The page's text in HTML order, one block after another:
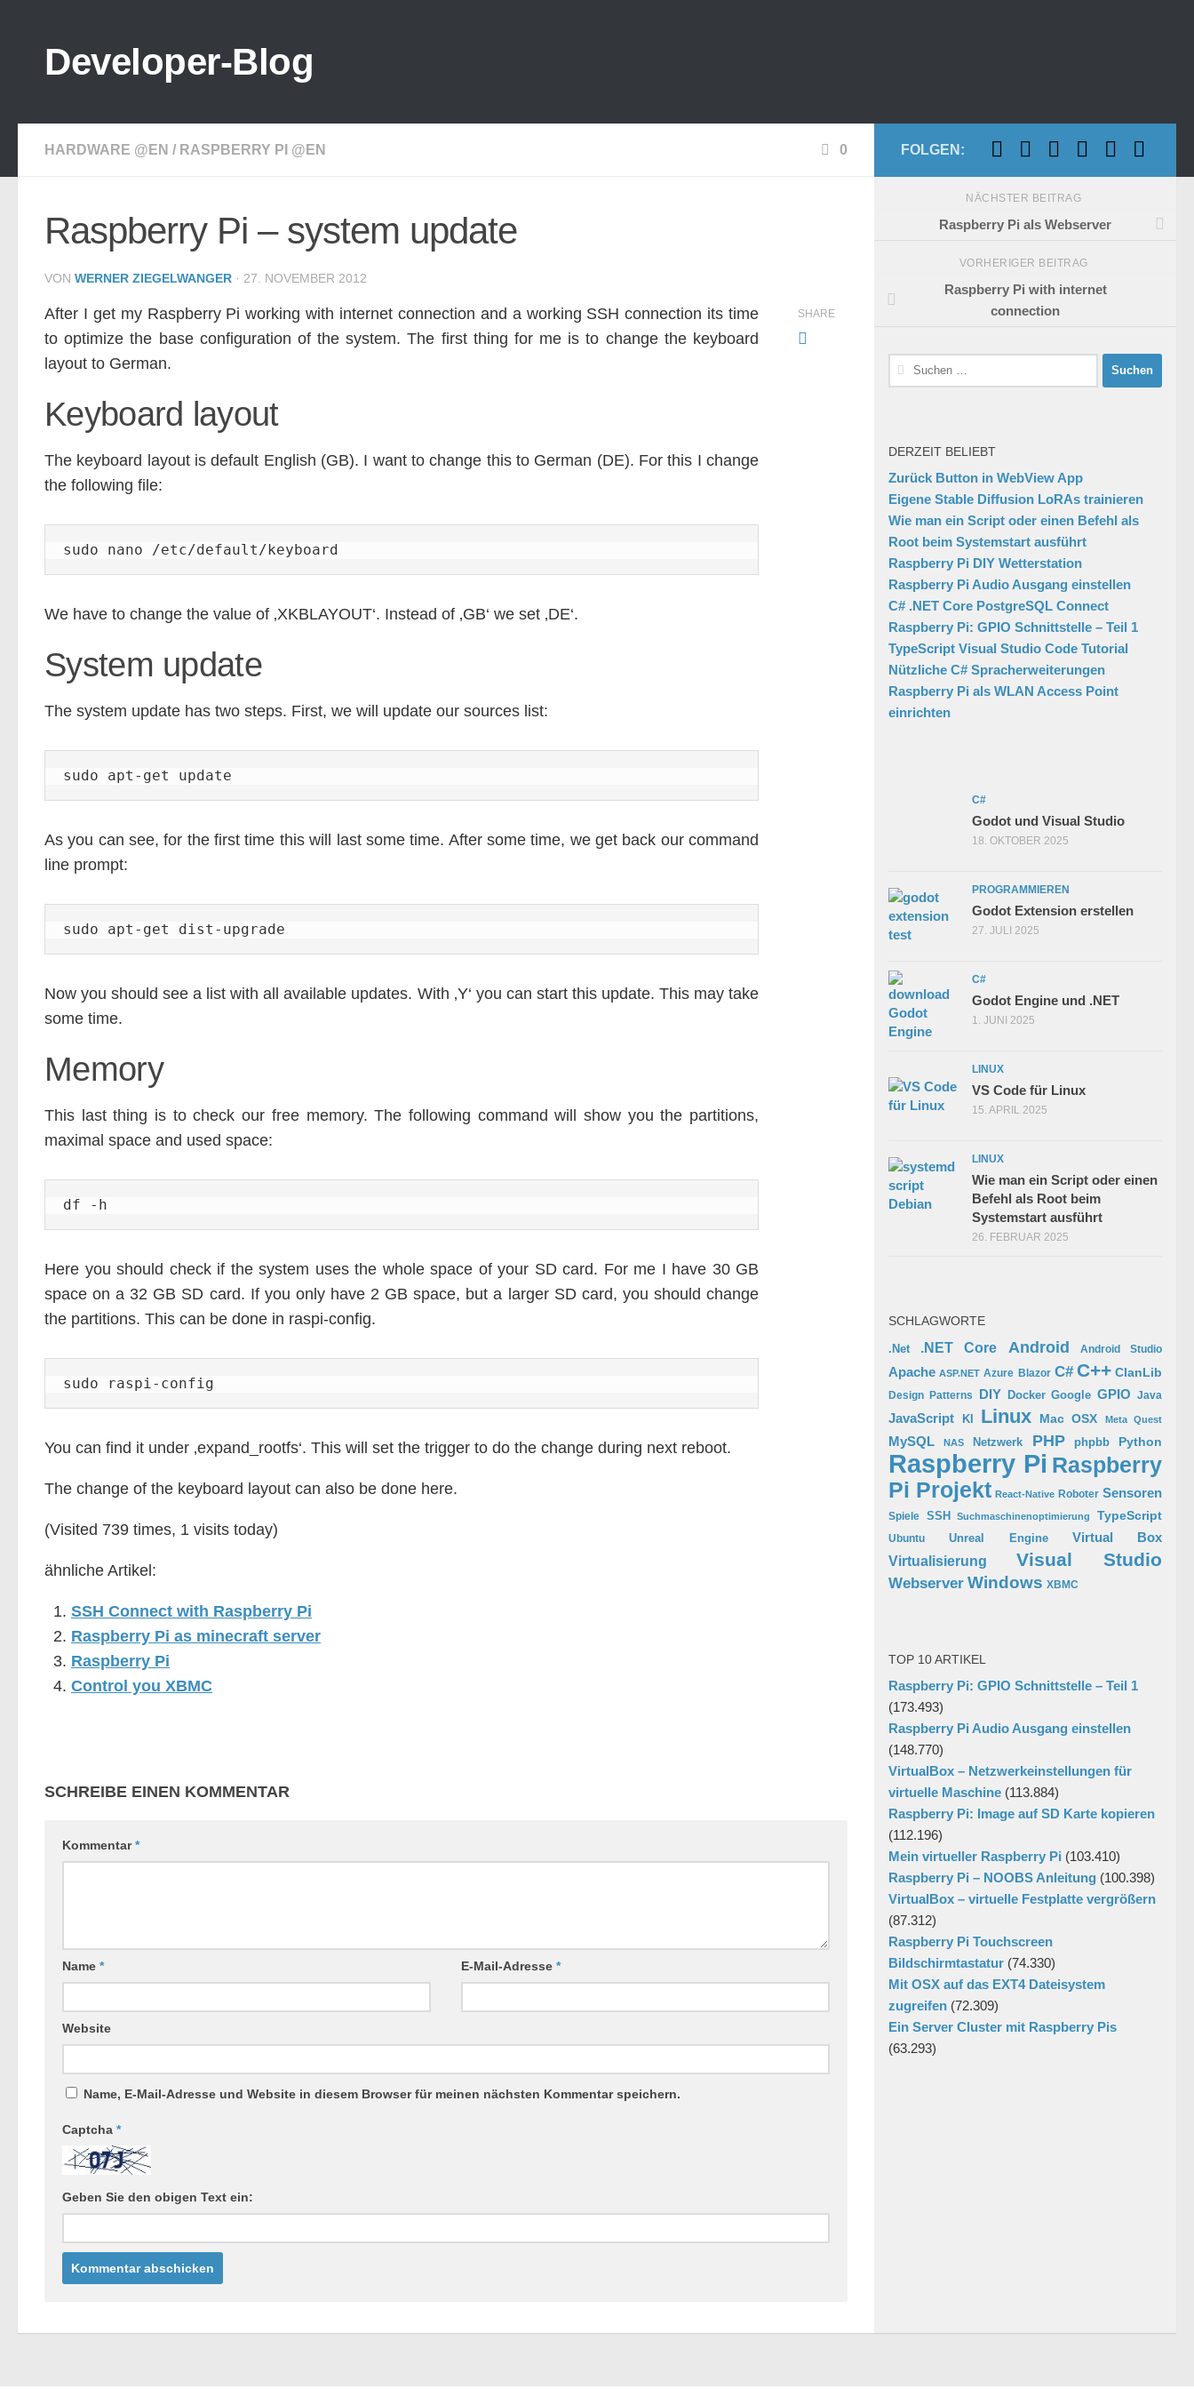
Developer-Blog
HARDWARE @EN / RASPBERRY PI @EN 0
Raspberry Pi – system update
VON WERNER ZIEGELWANGER · 27. NOVEMBER 2012
After I get my Raspberry Pi working with internet connection and a working SSH connection its time
to optimize the base configuration of the system. The first thing for me is to change the keyboard
layout to German.
Keyboard layout
The keyboard layout is default English (GB). I want to change this to German (DE). For this I change
the following file:
sudo nano /etc/default/keyboard
We have to change the value of ‚XKBLAYOUT‘. Instead of ‚GB‘ we set ‚DE‘.
System update
The system update has two steps. First, we will update our sources list:
sudo apt-get update
As you can see, for the first time this will last some time. After some time, we get back our command
line prompt:
sudo apt-get dist-upgrade
Now you should see a list with all available updates. With ‚Y‘ you can start this update. This may take
some time.
Memory
This last thing is to check our free memory. The following command will show you the partitions,
maximal space and used space:
df -h
Here you should check if the system uses the whole space of your SD card. For me I have 30 GB
space on a 32 GB SD card. If you only have 2 GB space, but a larger SD card, you should change
the partitions. This can be done in raspi-config.
sudo raspi-config
You can find it under ‚expand_rootfs‘. This will set the trigger to do the change during next reboot.
The change of the keyboard layout can also be done here.
(Visited 739 times, 1 visits today)
ähnliche Artikel:
SSH Connect with Raspberry Pi
Raspberry Pi as minecraft server
Raspberry Pi
Control you XBMC
SHARE
SCHREIBE EINEN KOMMENTAR
Kommentar*
Name * E-Mail-Adresse*
Website
Name, E-Mail-Adresse und Website in diesem Browser für meinen nächsten Kommentar speichern.
Captcha *
Geben Sie den obigen Text ein:
FOLGEN:
NÄCHSTER BEITRAG
Raspberry Pi als Webserver
VORHERIGER BEITRAG
Raspberry Pi with internet
connection
Suchen
nach:
DERZEIT BELIEBT
Zurück Button in WebView App
Eigene Stable Diffusion LoRAs trainieren
Wie man ein Script oder einen Befehl als
Root beim Systemstart ausführt
Raspberry Pi DIY Wetterstation
Raspberry Pi Audio Ausgang einstellen
C# .NET Core PostgreSQL Connect
Raspberry Pi: GPIO Schnittstelle – Teil 1
TypeScript Visual Studio Code Tutorial
Nützliche C# Spracherweiterungen
Raspberry Pi als WLAN Access Point
einrichten
C#
Godot und Visual Studio
18. OKTOBER 2025
PROGRAMMIEREN
Godot Extension erstellen
27. JULI 2025
C#
Godot Engine und .NET
1. JUNI 2025
LINUX
VS Code für Linux
15. APRIL 2025
LINUX
Wie man ein Script oder einen
Befehl als Root beim
Systemstart ausführt
26. FEBRUAR 2025
SCHLAGWORTE
.Net .NET Core Android Android Studio
Apache ASP.NET Azure Blazor C# C++ ClanLib
Design Patterns DIY Docker Google GPIO Java
JavaScript KI Linux Mac OSX Meta Quest
MySQL NAS Netzwerk PHP phpbb Python
Raspberry Pi Raspberry
Pi Projekt React-Native Roboter Sensoren
Spiele SSH Suchmaschinenoptimierung TypeScript
Ubuntu Unreal Engine
Virtual Box
Virtualisierung
Visual Studio
Webserver Windows XBMC
TOP 10 ARTIKEL
Raspberry Pi: GPIO Schnittstelle – Teil 1
(173.493)
Raspberry Pi Audio Ausgang einstellen
(148.770)
VirtualBox – Netzwerkeinstellungen für
virtuelle Maschine (113.884)
Raspberry Pi: Image auf SD Karte kopieren
(112.196)
Mein virtueller Raspberry Pi (103.410)
Raspberry Pi – NOOBS Anleitung (100.398)
VirtualBox – virtuelle Festplatte vergrößern
(87.312)
Raspberry Pi Touchscreen
Bildschirmtastatur (74.330)
Mit OSX auf das EXT4 Dateisystem
zugreifen (72.309)
Ein Server Cluster mit Raspberry Pis
(63.293)